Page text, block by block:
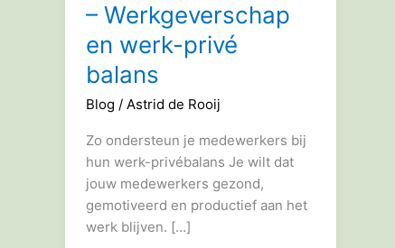
– Werkgeverschap
en werk-privé
balans
Blog / Astrid de Rooij
Zo ondersteun je medewerkers bij
hun werk-privébalans Je wilt dat
jouw medewerkers gezond,
gemotiveerd en productief aan het
werk blijven. […]